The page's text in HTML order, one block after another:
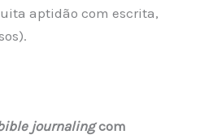
aptidão com escrita,
journalingcom